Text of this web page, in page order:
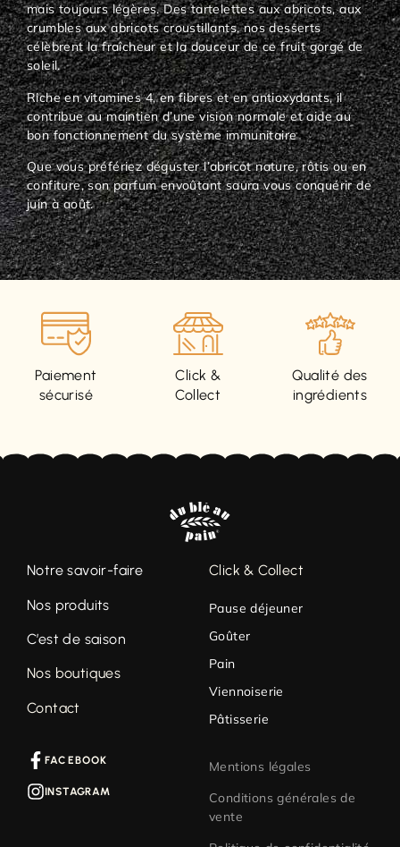
mais toujours légères. Des tartelettes aux abricots, aux
crumbles aux abricots croustillants, nos desserts
célèbrent la fraîcheur et la douceur de ce fruit gorgé de
soleil.
Riche en vitamines 4, en fibres et en antioxydants, il
contribue au maintien d’une vision normale et aide au
bon fonctionnement du système immunitaire
Que vous préfériez déguster l’abricot nature, rôtis ou en
confiture, son parfum envoûtant saura vous conquérir de
juin à août.
Paiement
sécurisé
Click &
Collect
Qualité des
ingrédients
Notre savoir-faire
Nos produits
C’est de saison
Nos boutiques
Contact
Click & Collect
Pause déjeuner
Goûter
Pain
Viennoiserie
Pâtisserie
FACEBOOK
INSTAGRAM
Mentions légales
Conditions générales de
vente